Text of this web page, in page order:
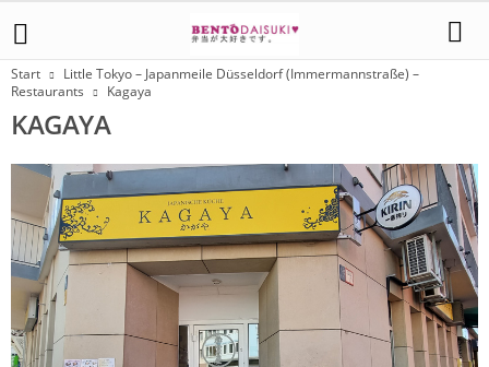
Start
Little Tokyo – Japanmeile Düsseldorf (Immermannstraße) –
Restaurants
Kagaya
KAGAYA